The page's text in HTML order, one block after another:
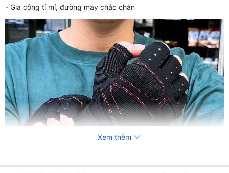
- Gia công tỉ mỉ, đường may chắc chắn
Xem thêm